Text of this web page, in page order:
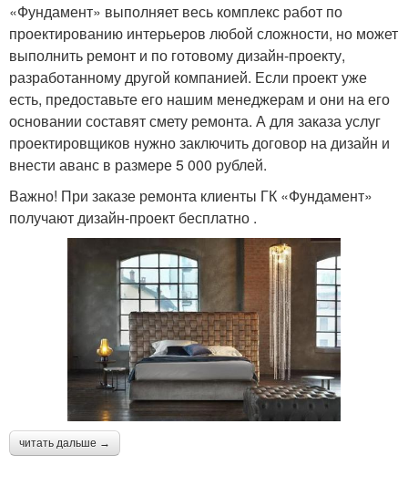
«Фундамент» выполняет весь комплекс работ по
проектированию интерьеров любой сложности, но может
выполнить ремонт и по готовому дизайн-проекту,
разработанному другой компанией. Если проект уже
есть, предоставьте его нашим менеджерам и они на его
основании составят смету ремонта. А для заказа услуг
проектировщиков нужно заключить договор на дизайн и
внести аванс в размере 5 000 рублей.
Важно! При заказе ремонта клиенты ГК «Фундамент»
получают дизайн-проект бесплатно .
читать дальше →